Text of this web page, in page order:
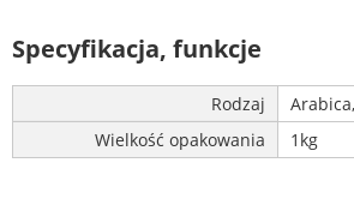
Specyfikacja, funkcje
Rodzaj
Wielkość opakowania
1kg